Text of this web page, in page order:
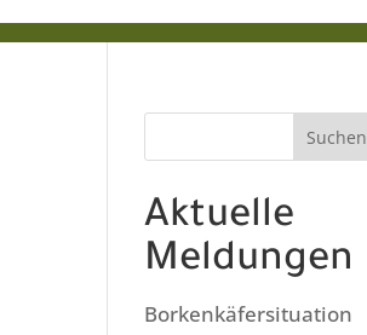
Suchen
Aktuelle
Meldungen
Borkenkäfersituation